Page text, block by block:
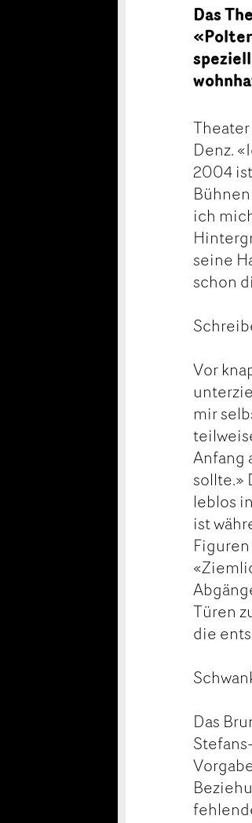
Das
Denz.
2004
ich
seine
schon
Vor
mir
Anfang
sollte.»
leblos
ist
Türen
die
Das